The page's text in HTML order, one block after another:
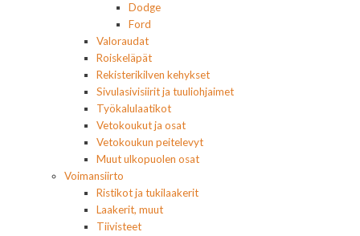
Dodge
Ford
Valoraudat
Roiskeläpät
Rekisterikilven kehykset
Sivulasivisiirit ja tuuliohjaimet
Työkalulaatikot
Vetokoukut ja osat
Vetokoukun peitelevyt
Muut ulkopuolen osat
Voimansiirto
Ristikot ja tukilaakerit
Laakerit, muut
Tiivisteet